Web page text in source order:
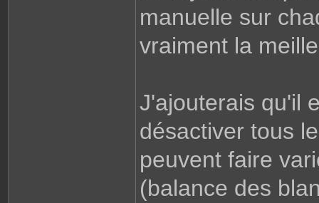
manuelle sur
vraiment la
J'ajouterais qu'il
désactiver tous
peuvent faire
(balance des